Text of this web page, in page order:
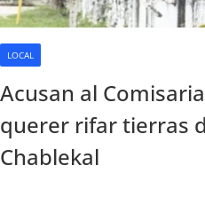
LOCAL
Acusan al
querer rifar tierras
Chablekal